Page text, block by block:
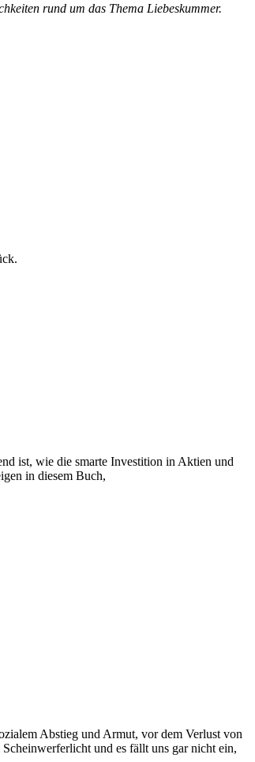
rund um das Thema Liebeskummer.
ist, wie die smarte Investition in Aktien und
in diesem Buch,
Abstieg und Armut, vor dem Verlust von
und es fällt uns gar nicht ein,